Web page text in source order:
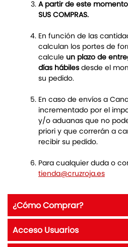
A partir de este momento
SUS COMPRAS.
En función de las
calculan los portes de
calcule un plazo de
días hábilesdesde el
su pedido.
En caso de envíos a
incrementado por el
y/o aduanas que no
priori y que correrán a
recibir su pedido.
Para cualquier duda o
tienda@cruzroja.es
¿Cómo Comprar?
Acceso Usuarios